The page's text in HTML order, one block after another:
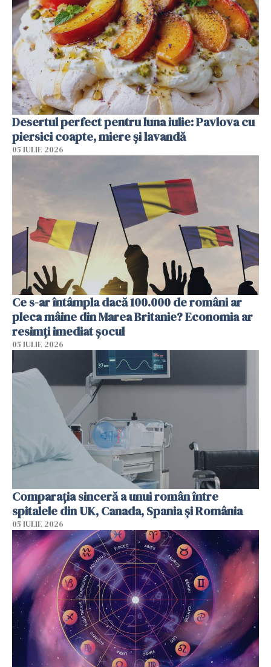
Desertul perfect pentru luna iulie: Pavlova cu
piersici coapte, miere și lavandă
05 IULIE 2026
Ce s-ar întâmpla dacă 100.000 de români ar
pleca mâine din Marea Britanie? Economia ar
resimți imediat șocul
05 IULIE 2026
Comparația sinceră a unui român între
spitalele din UK, Canada, Spania și România
05 IULIE 2026